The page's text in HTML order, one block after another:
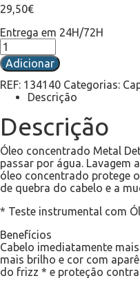
29,50€
Entrega em 24H/72H
Adicionar
REF: 134140 Categorias:
Descrição
Descrição
Óleo concentrado Metal
passar por água. Lavagem
óleo concentrado protege
de quebra do cabelo e a
* Teste instrumental com
Benefícios
Cabelo imediatamente
mais brilho e cor com
do frizz * e proteção